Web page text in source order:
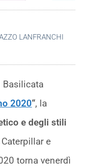
LANFRANCHI
Basilicata
2020“, la
e degli stili
e
torna venerdì